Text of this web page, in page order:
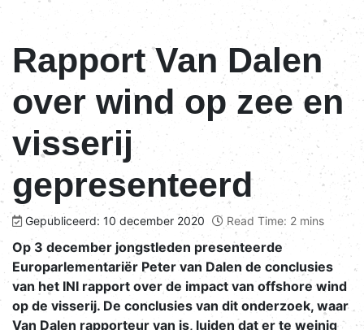
Rapport Van Dalen
over wind op zee en
visserij
gepresenteerd
Gepubliceerd: 10 december 2020 Read Time: 2 mins
Op 3 december jongstleden presenteerde
Europarlementariër Peter van Dalen de conclusies
van het INI rapport over de impact van offshore wind
op de visserij. De conclusies van dit onderzoek, waar
Van Dalen rapporteur van is, luiden dat er te weinig